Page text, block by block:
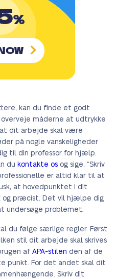
%
kan du finde et godt
måderne at udtrykke
dit arbejde skal være
på nogle vanskeligheder
til din professor for hjælp.
du kontakte os og sige, “Skriv
er altid klar til at
at hovedpunktet i dit
og præcist. Det vil hjælpe dig
undersøge problemet.
du følge særlige regler. Først
stil dit arbejde skal skrives
af APA-stilen den af de
punkt. For det andet skal dit
Skriv dit